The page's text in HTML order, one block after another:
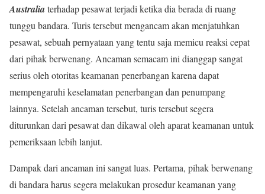
Australiaterhadap pesawat terjadi ketika dia berada di ruang
tunggu bandara. Turis tersebut mengancam akan menjatuhkan
pesawat, sebuah pernyataan yang tentu saja memicu reaksi cepat
dari pihak berwenang. Ancaman semacam ini dianggap sangat
serius oleh otoritas keamanan penerbangan karena dapat
mempengaruhi keselamatan penerbangan dan penumpang
lainnya. Setelah ancaman tersebut, turis tersebut segera
diturunkan dari pesawat dan dikawal oleh aparat keamanan untuk
pemeriksaan lebih lanjut.
Dampak dari ancaman ini sangat luas. Pertama, pihak berwenang
di bandara harus segera melakukan prosedur keamanan yang